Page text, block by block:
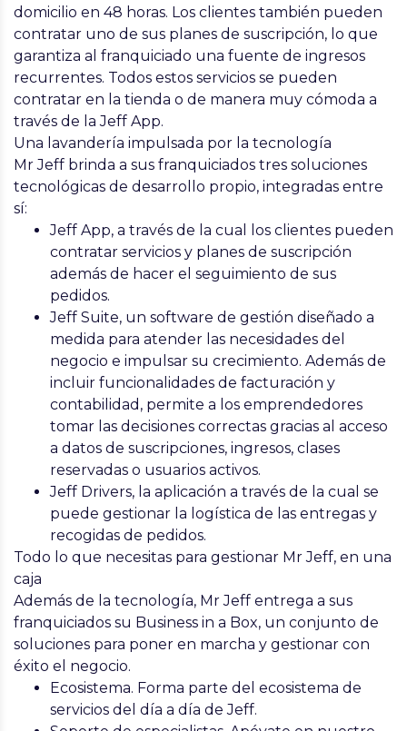
domicilio en 48 horas. Los clientes también pueden
contratar uno de sus planes de suscripción, lo que
garantiza al franquiciado una fuente de ingresos
recurrentes. Todos estos servicios se pueden
contratar en la tienda o de manera muy cómoda a
través de la Jeff App.
Una lavandería impulsada por la tecnología
Mr Jeff brinda a sus franquiciados tres soluciones
tecnológicas de desarrollo propio, integradas entre
sí:
Jeff App, a través de la cual los clientes pueden
contratar servicios y planes de suscripción
además de hacer el seguimiento de sus
pedidos.
Jeff Suite, un software de gestión diseñado a
medida para atender las necesidades del
negocio e impulsar su crecimiento. Además de
incluir funcionalidades de facturación y
contabilidad, permite a los emprendedores
tomar las decisiones correctas gracias al acceso
a datos de suscripciones, ingresos, clases
reservadas o usuarios activos.
Jeff Drivers, la aplicación a través de la cual se
puede gestionar la logística de las entregas y
recogidas de pedidos.
Todo lo que necesitas para gestionar Mr Jeff, en una
caja
Además de la tecnología, Mr Jeff entrega a sus
franquiciados su Business in a Box, un conjunto de
soluciones para poner en marcha y gestionar con
éxito el negocio.
Ecosistema. Forma parte del ecosistema de
servicios del día a día de Jeff.